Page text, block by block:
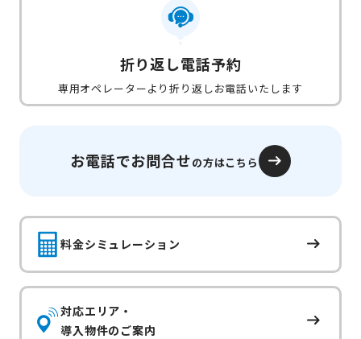
折り返し電話予約
専用オペレーターより折り返しお電話いたします
お電話でお問合せの方はこちら
料金シミュレーション
対応エリア・
導入物件のご案内